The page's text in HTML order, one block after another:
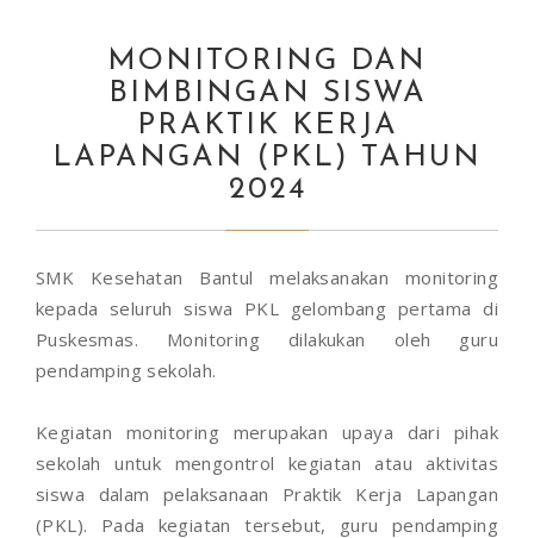
MONITORING DAN
BIMBINGAN SISWA
PRAKTIK KERJA
LAPANGAN (PKL) TAHUN
2024
SMK Kesehatan Bantul melaksanakan monitoring
kepada seluruh siswa PKL gelombang pertama di
Puskesmas. Monitoring dilakukan oleh guru
pendamping sekolah.
Kegiatan monitoring merupakan upaya dari pihak
sekolah untuk mengontrol kegiatan atau aktivitas
siswa dalam pelaksanaan Praktik Kerja Lapangan
(PKL). Pada kegiatan tersebut, guru pendamping